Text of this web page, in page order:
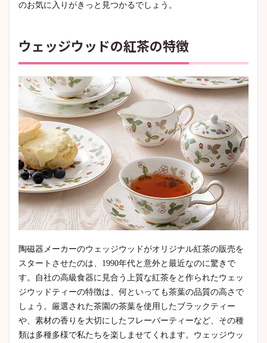
のお気に入りがきっと見つかるでしょう。
ウェッジウッドの紅茶の特徴
陶磁器メーカーのウェッジウッドがオリジナル紅茶の販売を
スタートさせたのは、1990年代と意外と最近なのに驚きで
す。自社の高級食器に見合う上質な紅茶をと作られたウェッ
ジウッドティーの特徴は、何といっても茶葉の品質の高さで
しょう。厳選された茶園の茶葉を使用したブラックティー
や、素材の香りを大切にしたフレーバーティーなど、その種
類は多種多様で私たちを楽しませてくれます。ウェッジウッ